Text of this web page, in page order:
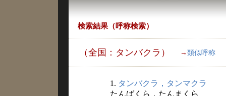
検索結果（呼称検索）
（全国：タンバクラ） → 類似呼称
1. タンバクラ，タンマクラ
たんばくら，たんまくら